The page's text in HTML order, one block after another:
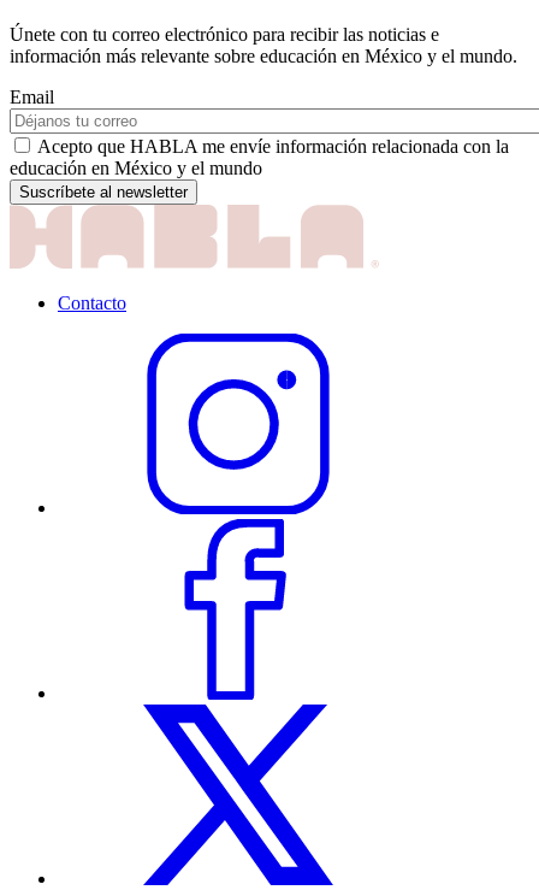
Únete con tu correo electrónico para recibir las noticias e
información más relevante sobre educación en México y el mundo.
Email
Acepto que HABLA me envíe información relacionada con la
educación en México y el mundo
Contacto